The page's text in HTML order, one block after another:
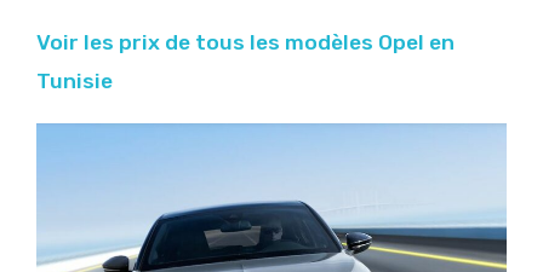
Voir les prix de tous les modèles Opel en
Tunisie